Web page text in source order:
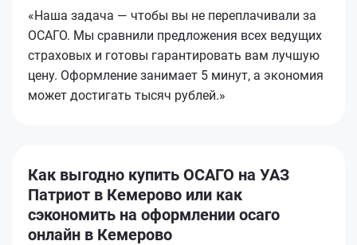
«Наша задача — чтобы вы не переплачивали за
ОСАГО. Мы сравнили предложения всех ведущих
страховых и готовы гарантировать вам лучшую
цену. Оформление занимает 5 минут, а экономия
может достигать тысяч рублей.»
Как выгодно купить ОСАГО на УАЗ
Патриот в Кемерово или как
сэкономить на оформлении осаго
онлайн в Кемерово